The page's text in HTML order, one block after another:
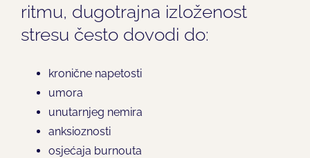
ritmu, dugotrajna izloženost
stresu često dovodi do:
kronične napetosti
umora
unutarnjeg nemira
anksioznosti
osjećaja burnouta